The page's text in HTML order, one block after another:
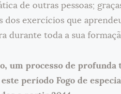
de outras pessoas;
dos exercícios que
durante toda a sua
um processo de profunda
período Fogo de